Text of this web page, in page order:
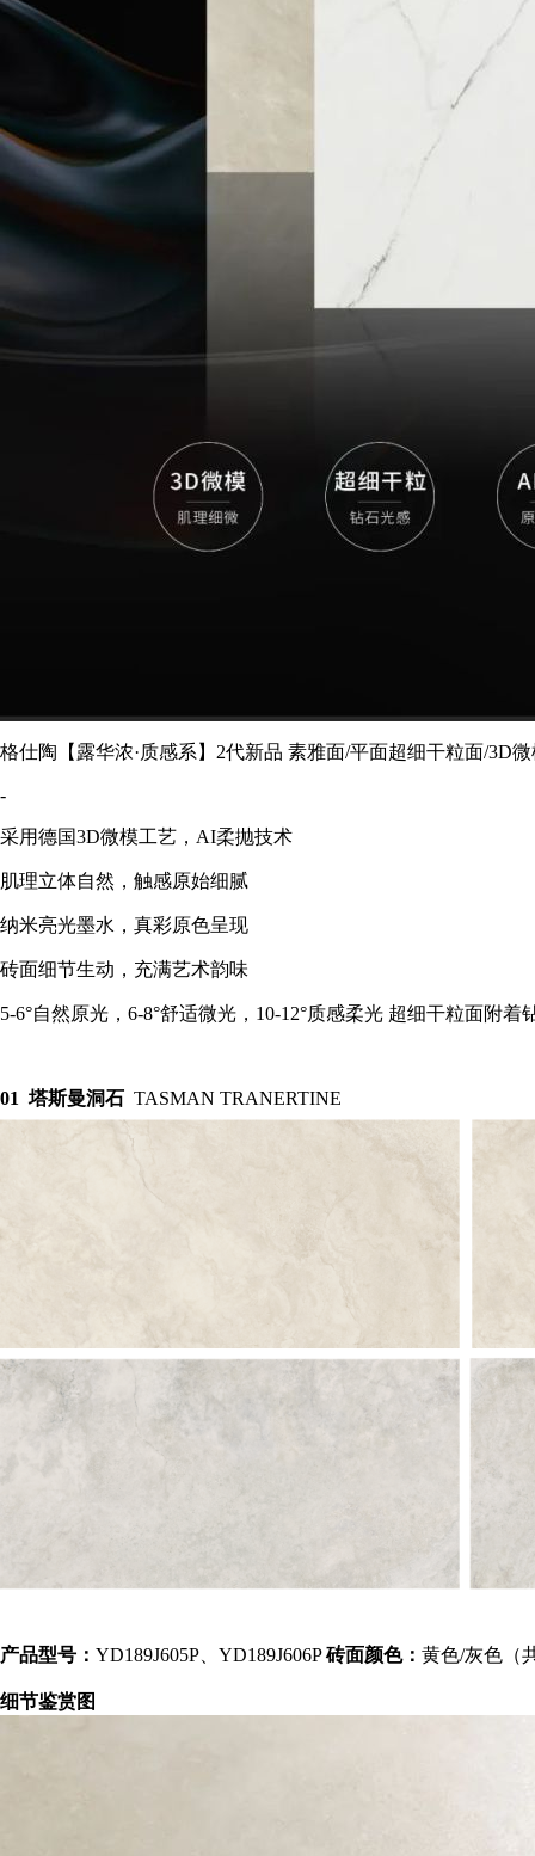
格仕陶【露华浓·质感系】2代新品 素雅面/平面超细干粒面/3D
-
采用德国3D微模工艺，AI柔抛技术
肌理立体自然，触感原始细腻
纳米亮光墨水，真彩原色呈现
砖面细节生动，充满艺术韵味
5-6°自然原光，6-8°舒适微光，10-12°质感柔光 超细干粒面附
01 塔斯曼洞石 TASMAN TRANERTINE
产品型号： YD189J605P、YD189J606P砖面颜色： 黄色/灰色（
细节鉴赏图